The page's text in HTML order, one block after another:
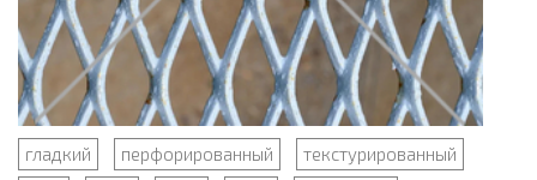
гладкий перфорированный
текстурированный